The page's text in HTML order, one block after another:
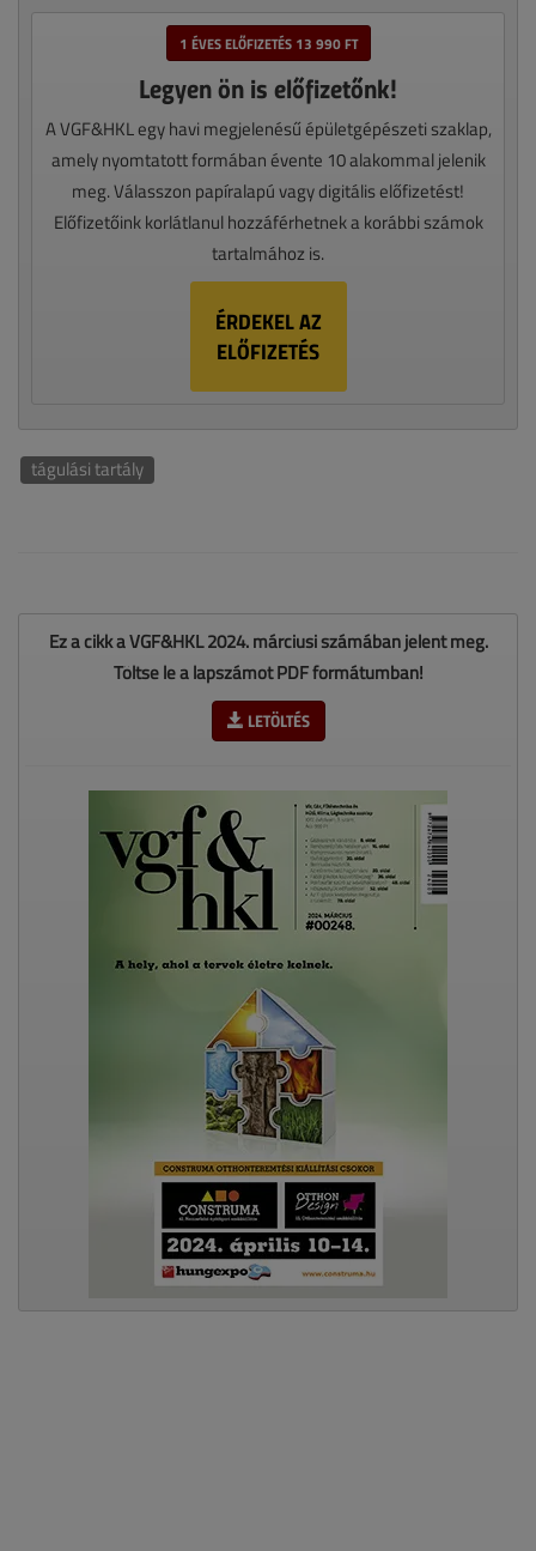
1 ÉVES ELŐFIZETÉS 13 990 FT
Legyen ön is előfizetőnk!
A VGF&HKL egy havi megjelenésű épületgépészeti szaklap,
amely nyomtatott formában évente 10 alakommal jelenik
meg. Válasszon papíralapú vagy digitális előfizetést!
Előfizetőink korlátlanul hozzáférhetnek a korábbi számok
tartalmához is.
ÉRDEKEL AZ
ELŐFIZETÉS
tágulási tartály
Ez a cikk a VGF&HKL 2024. márciusi számában jelent meg.
Töltse le a lapszámot PDF formátumban!
LETÖLTÉS